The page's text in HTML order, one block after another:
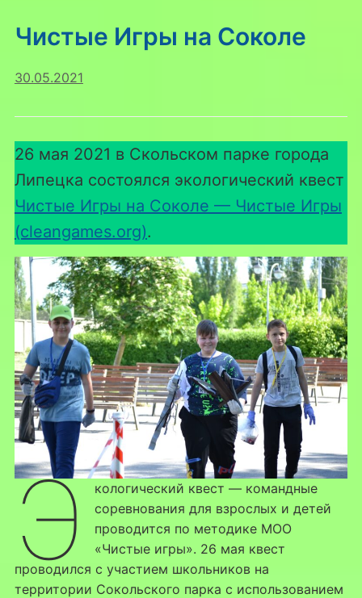
Чистые Игры на Соколе
30.05.2021
26 мая 2021 в Скольском парке города
Липецка состоялся экологический квест
Чистые Игры на Соколе — Чистые Игры
(cleangames.org).
Э
кологический квест — командные
соревнования для взрослых и детей
проводится по методике МОО
«Чистые игры». 26 мая квест
проводился с участием школьников на
территории Сокольского парка с использованием